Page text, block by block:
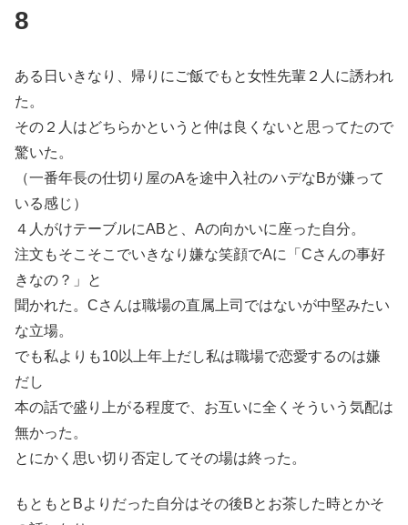
8
ある日いきなり、帰りにご飯でもと女性先輩２人に誘われ
た。
その２人はどちらかというと仲は良くないと思ってたので
驚いた。
（一番年長の仕切り屋のAを途中入社のハデなBが嫌って
いる感じ）
４人がけテーブルにABと、Aの向かいに座った自分。
注文もそこそこでいきなり嫌な笑顔でAに「Cさんの事好
きなの？」と
聞かれた。Cさんは職場の直属上司ではないが中堅みたい
な立場。
でも私よりも10以上年上だし私は職場で恋愛するのは嫌
だし
本の話で盛り上がる程度で、お互いに全くそういう気配は
無かった。
とにかく思い切り否定してその場は終った。
もともとBよりだった自分はその後Bとお茶した時とかそ